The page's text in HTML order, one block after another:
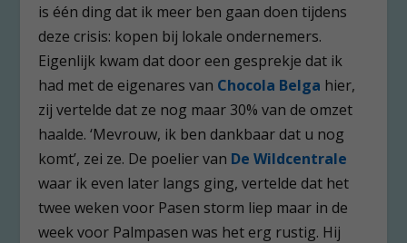
is één ding dat ik meer ben gaan doen tijdens
deze crisis: kopen bij lokale ondernemers.
Eigenlijk kwam dat door een gesprekje dat ik
had met de eigenares van Chocola Belga hier,
zij vertelde dat ze nog maar 30% van de omzet
haalde. ‘Mevrouw, ik ben dankbaar dat u nog
komt’, zei ze. De poelier van De Wildcentrale
waar ik even later langs ging, vertelde dat het
twee weken voor Pasen storm liep maar in de
week voor Palmpasen was het erg rustig. Hij